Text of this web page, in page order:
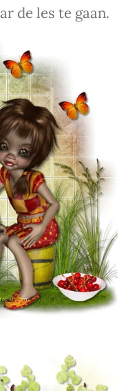
de les te gaan.